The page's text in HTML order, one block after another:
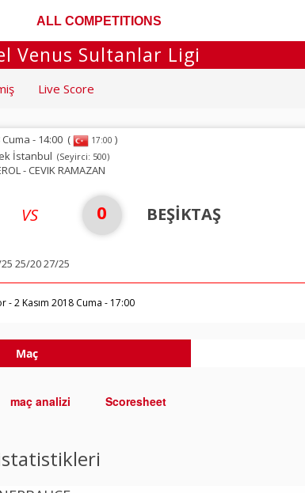
ALL COMPETITIONS
Venus Sultanlar Ligi
Live Score
Cuma - 14:00 ( 17:00 )
İstanbul (Seyirci: 500)
- CEVIK RAMAZAN
VS 0 BEŞİKTAŞ
25/20 27/25
- 2 Kasım 2018 Cuma - 17:00
Maç
maç analizi Scoresheet